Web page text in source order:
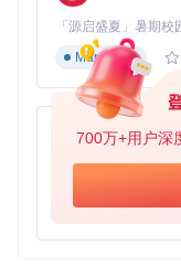
700万+用户深
Markdown
py-xiaozhi
Python
0